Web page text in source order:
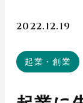
2022.12.19
起業・創業